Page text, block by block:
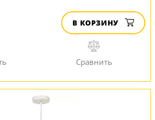
В КОРЗИНУ